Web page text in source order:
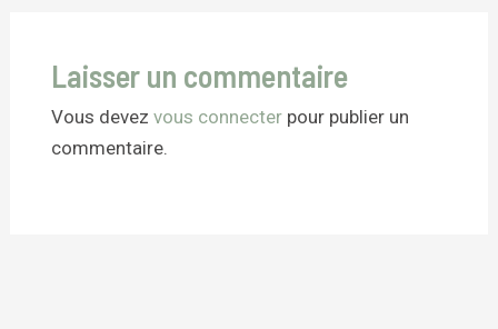
Laisser un commentaire
Vous devez vous connecterpour publier un
commentaire.